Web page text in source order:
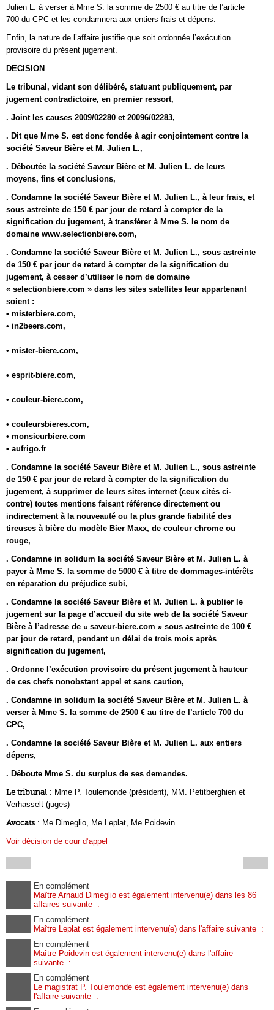
Julien L. à verser à Mme S. la somme de 2500 € au titre de l’article
700 du CPC et les condamnera aux entiers frais et dépens.
Enfin, la nature de l’affaire justifie que soit ordonnée l’exécution
provisoire du présent jugement.
DECISION
Le tribunal, vidant son délibéré, statuant publiquement, par
jugement contradictoire, en premier ressort,
. Joint les causes 2009/02280 et 20096/02283,
. Dit que Mme S. est donc fondée à agir conjointement contre la
société Saveur Bière et M. Julien L.,
. Déboutée la société Saveur Bière et M. Julien L. de leurs
moyens, fins et conclusions,
. Condamne la société Saveur Bière et M. Julien L., à leur frais, et
sous astreinte de 150 € par jour de retard à compter de la
signification du jugement, à transférer à Mme S. le nom de
domaine www.selectionbiere.com,
. Condamne la société Saveur Bière et M. Julien L., sous astreinte
de 150 € par jour de retard à compter de la signification du
jugement, à cesser d’utiliser le nom de domaine
« selectionbiere.com » dans les sites satellites leur appartenant
soient :
• misterbiere.com,
• in2beers.com,
• mister-biere.com,
• esprit-biere.com,
• couleur-biere.com,
• couleursbieres.com,
• monsieurbiere.com
• aufrigo.fr
. Condamne la société Saveur Bière et M. Julien L., sous astreinte
de 150 € par jour de retard à compter de la signification du
jugement, à supprimer de leurs sites internet (ceux cités ci-
contre) toutes mentions faisant référence directement ou
indirectement à la nouveauté ou la plus grande fiabilité des
tireuses à bière du modèle Bier Maxx, de couleur chrome ou
rouge,
. Condamne in solidum la société Saveur Bière et M. Julien L. à
payer à Mme S. la somme de 5000 € à titre de dommages-intérêts
en réparation du préjudice subi,
. Condamne la société Saveur Bière et M. Julien L. à publier le
jugement sur la page d’accueil du site web de la société Saveur
Bière à l’adresse de « saveur-biere.com » sous astreinte de 100 €
par jour de retard, pendant un délai de trois mois après
signification du jugement,
. Ordonne l’exécution provisoire du présent jugement à hauteur
de ces chefs nonobstant appel et sans caution,
. Condamne in solidum la société Saveur Bière et M. Julien L. à
verser à Mme S. la somme de 2500 € au titre de l’article 700 du
CPC,
. Condamne la société Saveur Bière et M. Julien L. aux entiers
dépens,
. Déboute Mme S. du surplus de ses demandes.
Le tribunal : Mme P. Toulemonde (président), MM. Petitberghien et
Verhasselt (juges)
Avocats : Me Dimeglio, Me Leplat, Me Poidevin
Voir décision de cour d’appel
En complément
Maître Arnaud Dimeglio est également intervenu(e) dans les 86
affaires suivante :
En complément
Maître Leplat est également intervenu(e) dans l'affaire suivante :
En complément
Maître Poidevin est également intervenu(e) dans l'affaire
suivante :
En complément
Le magistrat P. Toulemonde est également intervenu(e) dans
l'affaire suivante :